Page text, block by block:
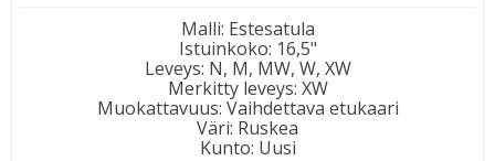
Malli: Estesatula
Istuinkoko: 16,5"
Leveys: N, M, MW, W, XW
Merkitty leveys: XW
Muokattavuus: Vaihdettava etukaari
Väri: Ruskea
Kunto: Uusi